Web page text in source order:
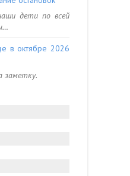
дети по всей
в октябре 2026
заметку.